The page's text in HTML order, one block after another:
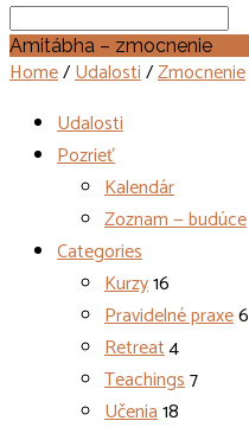
Search
Amitábha – zmocnenie
Home/Udalosti/Zmocnenie
Udalosti
Pozrieť
Kalendár
Zoznam — budúce
Categories
Kurzy16
Pravidelné praxe6
Retreat4
Teachings7
Učenia18